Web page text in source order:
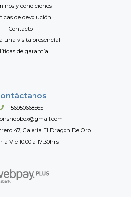
y condiciones
de devolución
Contacto
una visita presencial
de garantía
+56950668565
47, Galeria El Dragon De Oro
a Vie 10:00 a 17:30hrs